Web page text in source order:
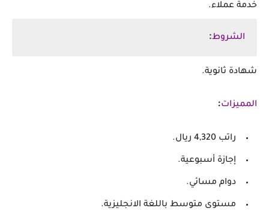
خدمة عملاء.
الشروط:
‏شهادة ثانوية.
المميزات:
‏راتب 4,320 ريال.
‏إجازة أسبوعية.
‏دوام مسائي.
‏مستوى متوسط باللغة الانجليزية.